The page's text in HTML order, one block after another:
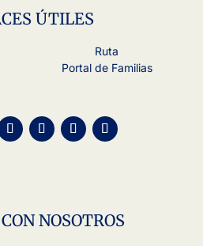
ÚTILES
Ruta
Portal de Familias
NOSOTROS